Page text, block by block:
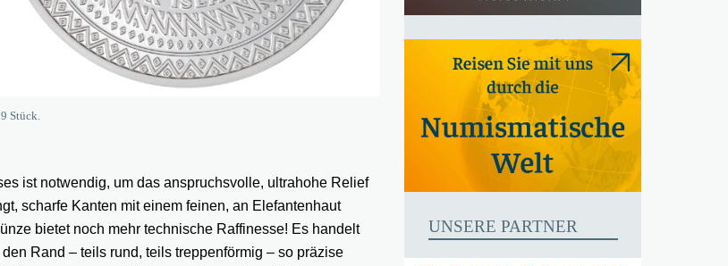
Stück.
ist notwendig, um das anspruchsvolle, ultrahohe Relief
scharfe Kanten mit einem feinen, an Elefantenhaut
bietet noch mehr technische Raffinesse! Es handelt
Rand – teils rund, teils treppenförmig – so präzise
UNSERE PARTNER